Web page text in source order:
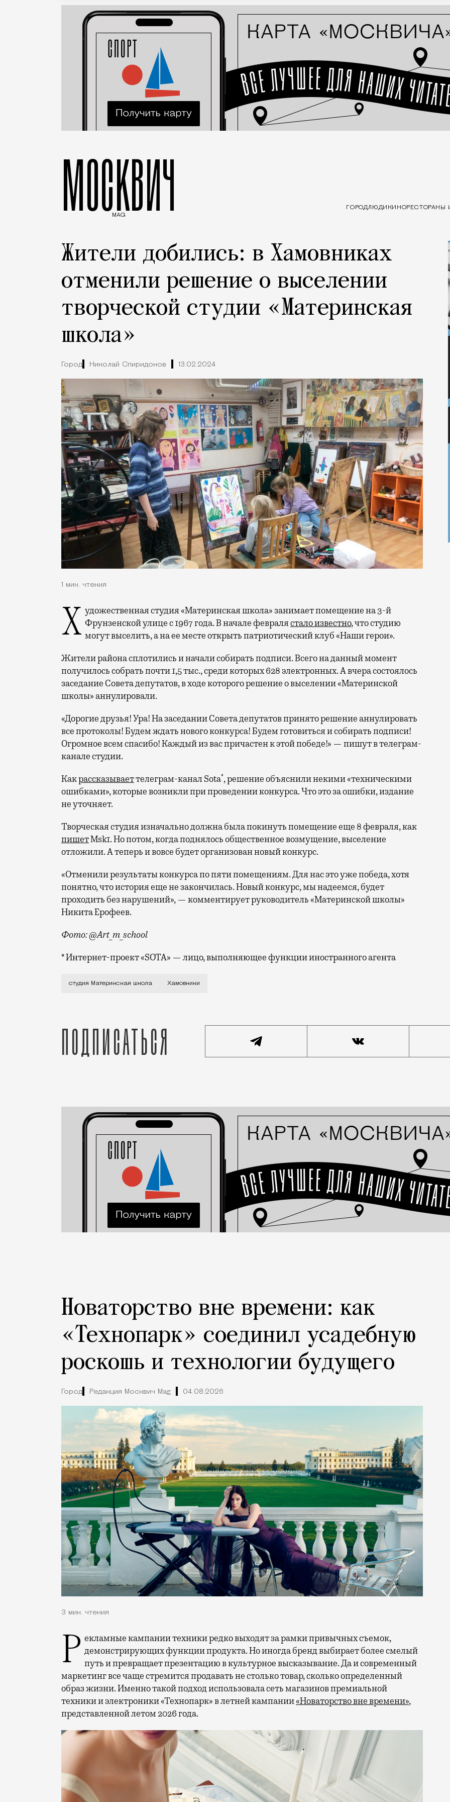
МОСКВИЧ
MAG
ГОРОДЛЮДИ КИНОРЕСТОРАНЫ
Жители добились: в Хамовниках
отменили решение о выселении
творческой студии «Материнская
школа»
Город Николай Спиридонов 13.02.2024
1 мин. чтения
Художественная студия «Материнская школа» занимает помещение на 3-й Фрунзенской улице с 1967 года. В начале февралястало известно, что студию
могут выселить, а на ее месте открыть патриотический клуб «Наши герои».
Жители района сплотились и начали собирать подписи. Всего на данный момент
получилось собрать почти 1,5 тыс., среди которых 628 электронных. А вчера состоялось
заседание Совета депутатов, в ходе которого решение о выселении «Материнской
школы» аннулировали.
«Дорогие друзья! Ура! На заседании Совета депутатов принято решение аннулировать
все протоколы! Будем ждать нового конкурса! Будем готовиться и собирать подписи!
Огромное всем спасибо! Каждый из вас причастен к этой победе!» — пишут в телеграм-
канале студии.
Какрассказываеттелеграм-канал Sota*, решение объяснили некими «техническими
ошибками», которые возникли при проведении конкурса. Что это за ошибки, издание
не уточняет.
Творческая студия изначально должна была покинуть помещение еще 8 февраля, как
пишетMsk1. Но потом, когда поднялось общественное возмущение, выселение
отложили. А теперь и вовсе будет организован новый конкурс.
«Отменили результаты конкурса по пяти помещениям. Для нас это уже победа, хотя
понятно, что история еще не закончилась. Новый конкурс, мы надеемся, будет
проходить без нарушений», — комментирует руководитель «Материнской школы»
Никита Ерофеев.
Фото: @Art_m_school
* Интернет-проект «SOTA» — лицо, выполняющее функции иностранного агента
студия Материнская школа Хамовники
Подписаться
Новаторство вне времени: как
«Технопарк» соединил усадебную
роскошь и технологии будущего
Город Редакция Москвич Mag 04.08.2026
3 мин. чтения
Рекламные кампании техники редко выходят за рамки привычных съемок, демонстрирующих функции продукта. Но иногда бренд выбирает более смелый
путь и превращает презентацию в культурное высказывание. Да и современный
маркетинг все чаще стремится продавать не столько товар, сколько определенный
образ жизни. Именно такой подход использовала сеть магазинов премиальной
техники и электроники «Технопарк» в летней кампании«Новаторство вне времени»,
представленной летом 2026 года.